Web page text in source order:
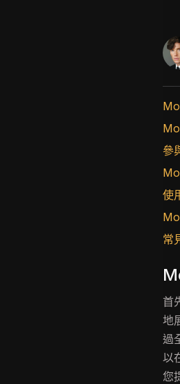
參
使
常
首
地
過
以
您